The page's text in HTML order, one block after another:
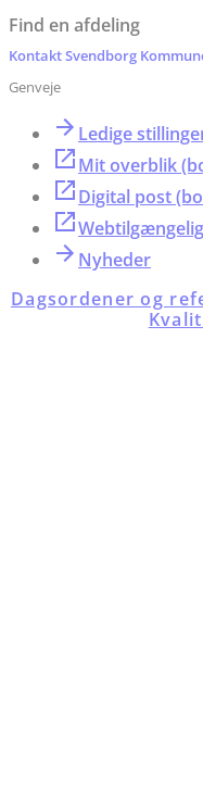
Find en afdeling
Kontakt Svendborg
Genveje
Ledige
Mit overblik
Digital post
Nyheder
Dagsordener og